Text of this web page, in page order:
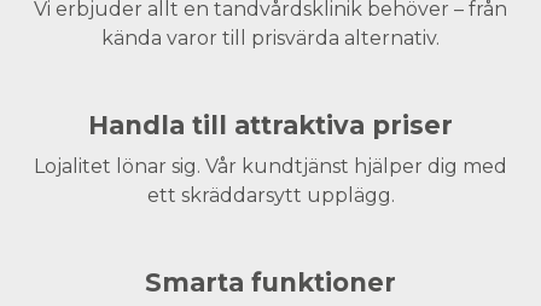
Vi erbjuder allt en tandvårdsklinik behöver – från
kända varor till prisvärda alternativ.
Handla till attraktiva priser
Lojalitet lönar sig. Vår kundtjänst hjälper dig med
ett skräddarsytt upplägg.
Smarta funktioner